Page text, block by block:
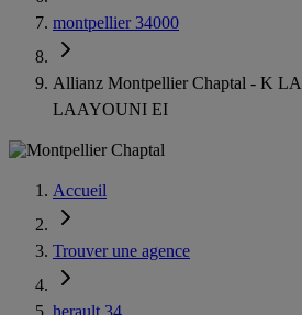
montpellier 34000
Allianz Montpellier Chaptal - K
LAAYOUNI EI
Accueil
Trouver une agence
herault 34